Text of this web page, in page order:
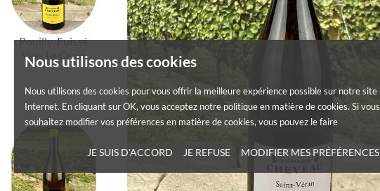
Nous utilisons des cookies
Nous utilisons des cookies pour vous offrir la meilleure expérience possible sur notre site
Internet. En cliquant sur OK, vous acceptez notre politique en matière de cookies. Si vous
souhaitez modifier vos préférences en matière de cookies, vous pouvez le faire
JE SUIS D'ACCORD JE REFUSE MODIFIER MES PRÉFÉRENCES
Pouilly-Fuissé
Vers La Croix